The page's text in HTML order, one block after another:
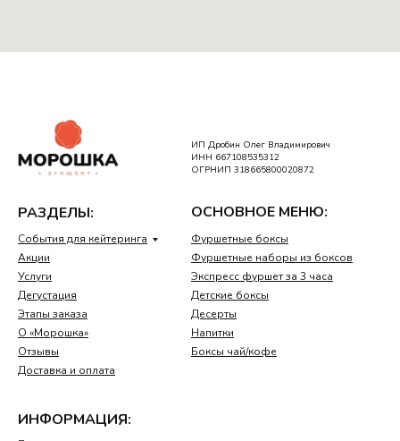
ИП Дробин Олег Владимирович
ИНН 667108535312
ОГРНИП 318665800020872
Доставка и оплата
Отзывы
О «Морошка»
Этапы заказа
Дегустация
Услуги
Акции
События для кейтеринга
ИНФОРМАЦИЯ:
Боксы чай/кофе
Напитки
Детские боксы
Десерты
Экспресс фуршет за 3 часа
Фуршетные наборы из боксов
Фуршетные боксы
РАЗДЕЛЫ: ОСНОВНОЕ МЕНЮ: